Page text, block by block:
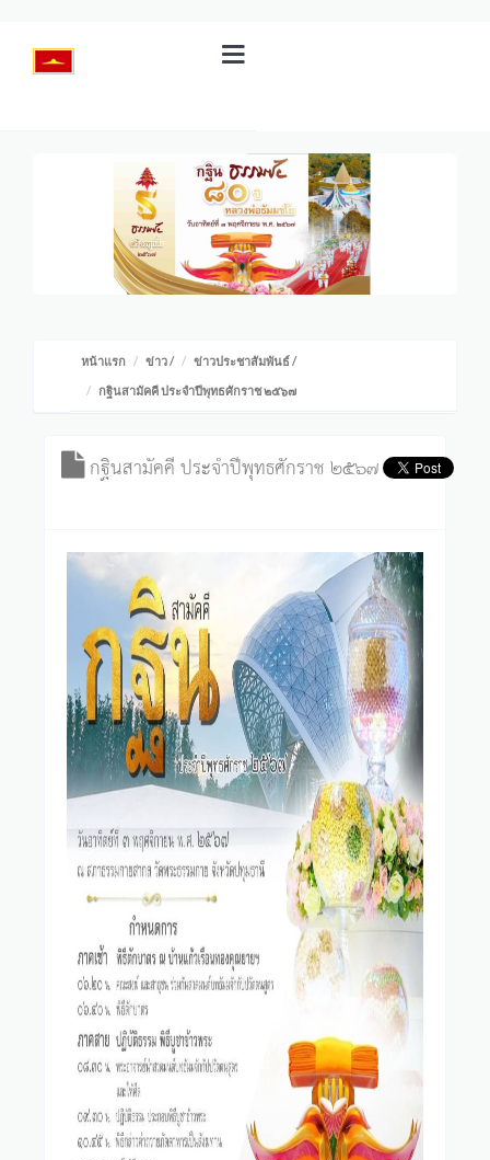
หน้าแรก ข่าว/ ข่าวประชาสัมพันธ์/
กฐินสามัคคี ประจำปีพุทธศักราช ๒๕๖๗
กฐินสามัคคี ประจำปีพุทธศักราช ๒๕๖๗